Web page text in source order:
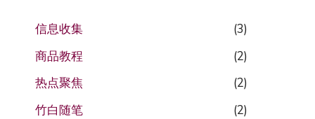
信息收集
(3)
商品教程
(2)
热点聚焦
(2)
竹白随笔
(2)